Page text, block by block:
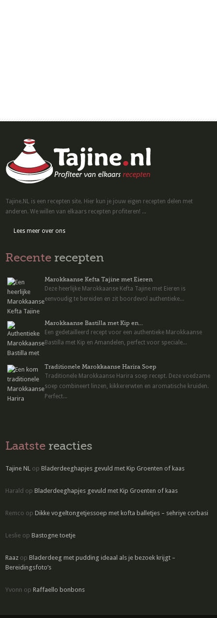
Tajine.NL is een recepten site. Hier kun je jouw eigen recepten delen met
anderen. We willen van elkaars recepten profiteren! ...
Lees meer over ons
Recente recepten
Marokkaanse Kefta Tajine met Eieren
Deze heerlijke Marokkaanse Kefta Tajine met Eieren is
eenvoudig te bereiden en zit boordevol authentieke...
Marokkaanse Bastilla met Kip en...
Een gedetailleerd recept voor een authentieke Marokkaanse
Bastilla met Kip en Amandelen, perfect voor speciale...
Traditionele Marokkaanse Harira Soep
Traditionele Marokkaanse Harira soep recept. Deze voedzame
soep combineert linzen, kikkererwten en aromatische kruiden.
Perfect...
Laatste reacties
Tajine NL opBladerdeeghapjes gevuld met Kip Groenten of kaas
Harald opBladerdeeghapjes gevuld met Kip Groenten of kaas
Remco opDikke vogeltongetjessoep met kofta balletjes – sehriye corbasi
Leslie opBastogne toetje
Raaz opBladerdeeg met pudding ideaal als je bezoek krijgt –
Bereidingsfoto’s
Yvonn opRaffaello bonbons